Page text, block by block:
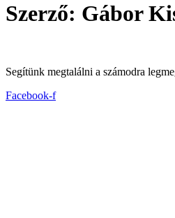
Szerző: Gábor
Segítünk megtalálni a számodra
Facebook-f